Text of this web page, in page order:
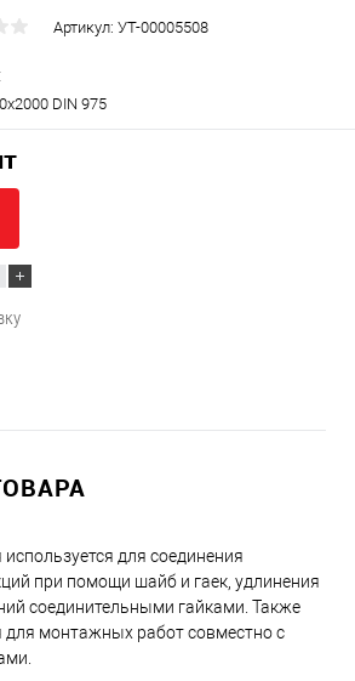
Артикул: УТ-00005508
DIN 975
для соединения
при помощи шайб и гаек, удлинения
соединительными гайками. Также
монтажных работ совместно с